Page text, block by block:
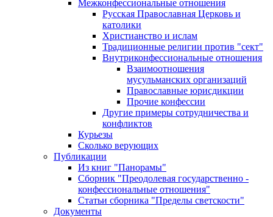
Межконфессиональные отношения
Русская Православная Церковь и
католики
Христианство и ислам
Традиционные религии против "сект"
Внутриконфессиональные отношения
Взаимоотношения
мусульманских организаций
Православные юрисдикции
Прочие конфессии
Другие примеры сотрудничества и
конфликтов
Курьезы
Сколько верующих
Публикации
Из книг "Панорамы"
Сборник "Преодолевая государственно -
конфессиональные отношения"
Статьи сборника "Пределы светскости"
Документы